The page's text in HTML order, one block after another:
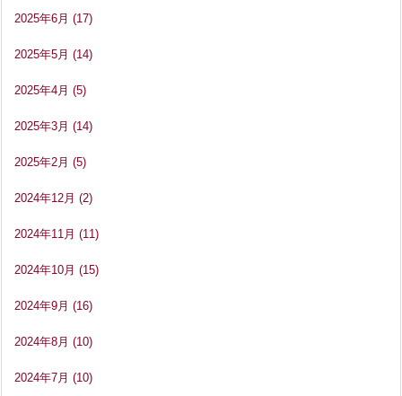
2025年6月 (17)
2025年5月 (14)
2025年4月 (5)
2025年3月 (14)
2025年2月 (5)
2024年12月 (2)
2024年11月 (11)
2024年10月 (15)
2024年9月 (16)
2024年8月 (10)
2024年7月 (10)